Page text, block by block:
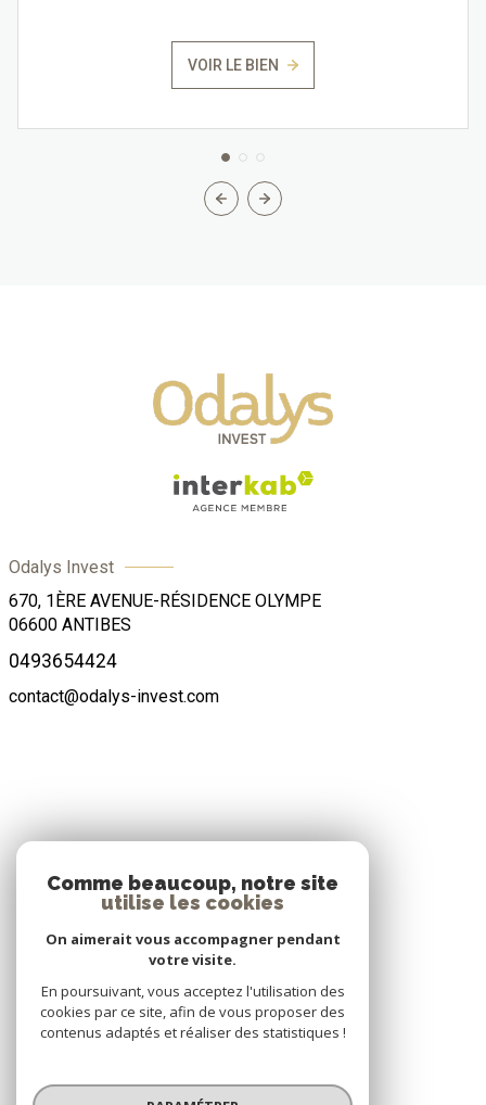
VOIR LE BIEN
Odalys Invest
670, 1ÈRE AVENUE-RÉSIDENCE OLYMPE
06600 ANTIBES
0493654424
contact@odalys-invest.com
Nous adhérons
© 2026 | Tous droits réservés
Comme beaucoup, notre site
utilise les cookies
On aimerait vous accompagner pendant
votre visite.
En poursuivant, vous acceptez l'utilisation des
cookies par ce site, afin de vous proposer des
contenus adaptés et réaliser des statistiques !